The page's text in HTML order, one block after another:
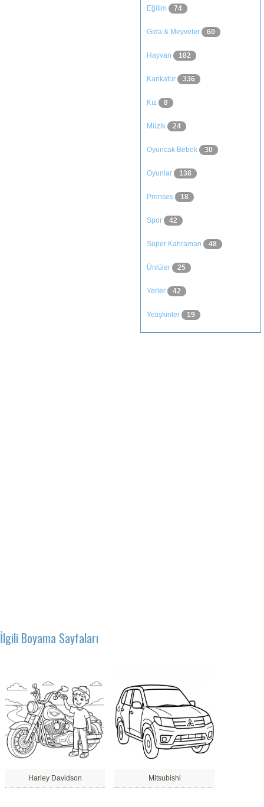
Eğitim 74
Gıda & Meyveler 60
Hayvan 182
Karikatür 336
Kız 8
Müzik 24
Oyuncak Bebek 30
Oyunlar 138
Prenses 18
Spor 42
Süper Kahraman 48
Ünlüler 25
Yerler 42
Yetişkinler 19
İlgili Boyama Sayfaları
Harley Davidson Mitsubishi